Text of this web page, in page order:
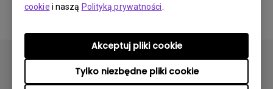
cookie i naszą Polityką prywatności
Tylko niezbędne pliki cookie
Akceptuj pliki cookie